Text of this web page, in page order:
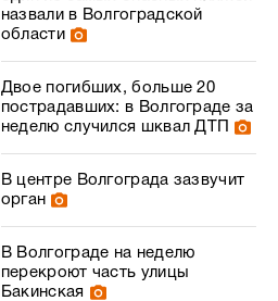
назвали в Волгоградской
области
Двое погибших, больше 20
пострадавших: в Волгограде за
неделю случился шквал ДТП
В центре Волгограда зазвучит
орган
В Волгограде на неделю
перекроют часть улицы
Бакинская